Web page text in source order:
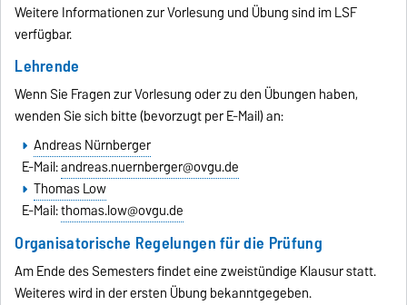
Weitere Informationen zur Vorlesung und Übung sind im LSF
verfügbar.
Lehrende
Wenn Sie Fragen zur Vorlesung oder zu den Übungen haben,
wenden Sie sich bitte (bevorzugt per E-Mail) an:
Andreas Nürnberger
E-Mail:andreas.nuernberger@ovgu.de
Thomas Low
E-Mail:thomas.low@ovgu.de
Organisatorische Regelungen für die Prüfung
Am Ende des Semesters findet eine zweistündige Klausur statt.
Weiteres wird in der ersten Übung bekanntgegeben.